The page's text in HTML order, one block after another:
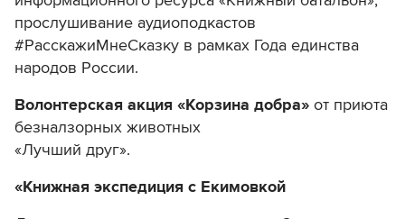
прослушивание аудиоподкастов
#РасскажиМнеСказку в рамках Года единства
народов России.
Волонтерская акция «Корзина добра» от приюта
безналзорных животных
«Лучший друг».
«Книжная экспедиция с Екимовкой